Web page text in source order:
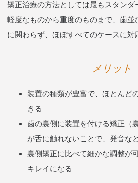
矯正治療の方法としては最もスタンダ
軽度なものから重度のものまで、歯
に関わらず、ほぼすべてのケースに対
メリット
装置の種類が豊富で、ほとんど
きる
歯の裏側に装置を付ける矯正（
が舌に触れないことで、発音な
裏側矯正に比べて細かな調整が
キレイになる